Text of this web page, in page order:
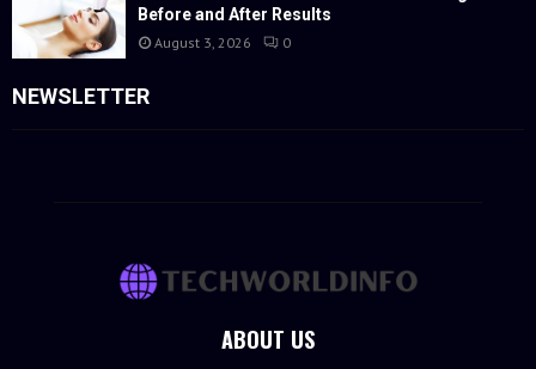
Before and After Results
August 3, 2026 0
NEWSLETTER
ABOUT US